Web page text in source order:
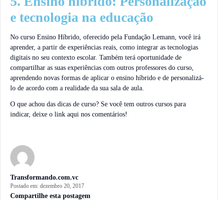
Transformando.com.vc
Postado em: dezembro 20, 2017
Compartilhe esta postagem
e tecnologia na educação
No curso Ensino Híbrido, oferecido pela Fundação Lemann, você irá
aprender, a partir de experiências reais, como integrar as tecnologias
digitais no seu contexto escolar. Também terá oportunidade de
compartilhar as suas experiências com outros professores do curso,
aprendendo novas formas de aplicar o ensino híbrido e de personalizá-
lo de acordo com a realidade da sua sala de aula.
O que achou das dicas de curso? Se você tem outros cursos para
indicar, deixe o link aqui nos comentários!